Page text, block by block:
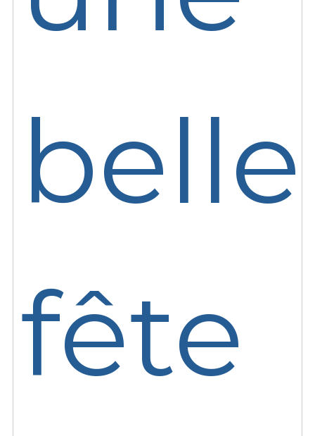
belle
fête